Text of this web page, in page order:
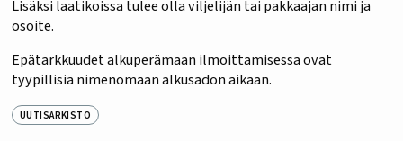
Lisäksi laatikoissa tulee olla viljelijän tai pakkaajan nimi ja
osoite.
Epätarkkuudet alkuperämaan ilmoittamisessa ovat
tyypillisiä nimenomaan alkusadon aikaan.
UUTISARKISTO